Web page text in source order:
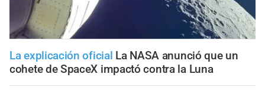
La explicación oficial La NASA anunció que un
cohete de SpaceX impactó contra la Luna